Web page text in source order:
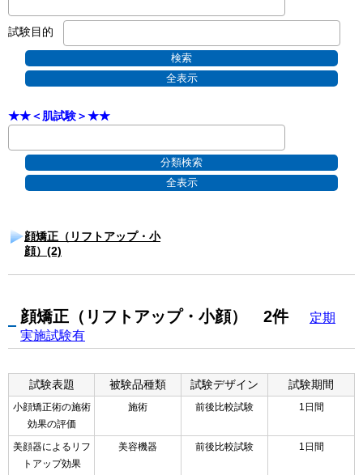
試験目的
★★＜肌試験＞★★
顔矯正（リフトアップ・小
顔）(2)
顔矯正（リフトアップ・小顔） 2件
定期
実施試験有
試験表題 被験品種類 試験デザイン 試験期間
小顔矯正術の施術
効果の評価
施術 前後比較試験 1日間
美顔器によるリフ
トアップ効果
美容機器 前後比較試験 1日間